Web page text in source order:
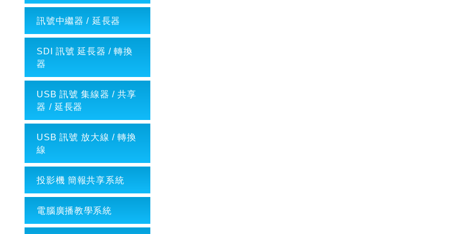
訊號中繼器 / 延長器
SDI 訊號 延長器 / 轉換
器
USB 訊號 集線器 / 共享
器 / 延長器
USB 訊號 放大線 / 轉換
線
投影機 簡報共享系統
電腦廣播教學系統